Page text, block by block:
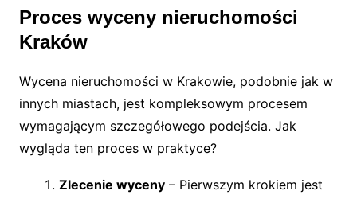
Proces wyceny nieruchomości
Kraków
Wycena nieruchomości w Krakowie, podobnie jak w
innych miastach, jest kompleksowym procesem
wymagającym szczegółowego podejścia. Jak
wygląda ten proces w praktyce?
Zlecenie wyceny– Pierwszym krokiem jest